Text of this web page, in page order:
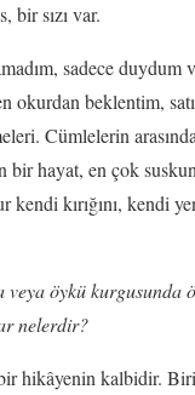
bir sızı var.
sadece duydum
beklentim,
Cümlelerin
bir hayat, en çok
kırığını, kendi
veya öykü kurgusunda
nelerdir?
hikâyenin kalbidir.